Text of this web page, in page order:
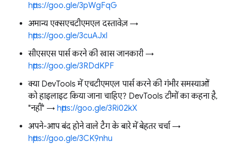
https://goo.gle/3pWgFqG
अमान्य एक्सएचटीएमएल दस्तावेज़ →
https://goo.gle/3cuAJxl
सीएसएस पार्स करने की खास जानकारी →
https://goo.gle/3RDdKPF
क्या DevTools में एचटीएमएल पार्स करने की गंभीर समस्याओं
को हाइलाइट किया जाना चाहिए? DevTools टीमों का कहना है,
"नहीं" → https://goo.gle/3Ri02kX
अपने-आप बंद होने वाले टैग के बारे में बेहतर चर्चा →
https://goo.gle/3CK9nhu